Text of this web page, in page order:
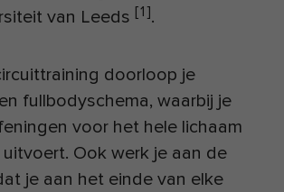
van Leeds [1].
doorloop je
fullbodyschema, waarbij je
voor het hele lichaam
Ook werk je aan de
je aan het einde van elke